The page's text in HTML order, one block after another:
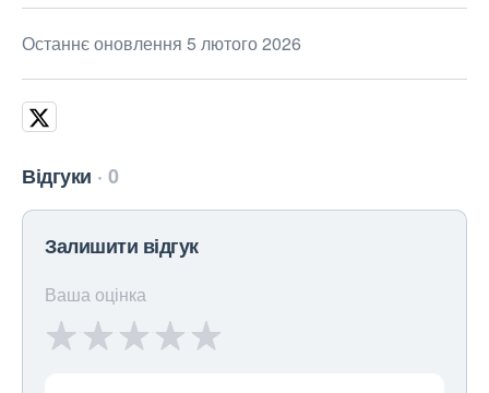
Останнє оновлення 5 лютого 2026
Відгуки 0
Залишити відгук
Ваша оцінка